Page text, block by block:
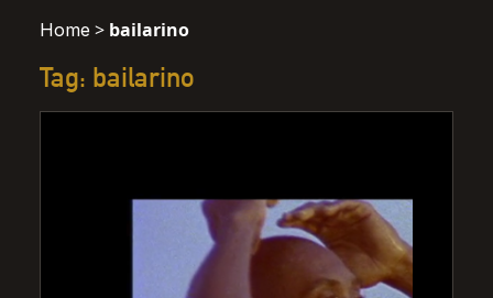
Home > bailarino
Tag: bailarino